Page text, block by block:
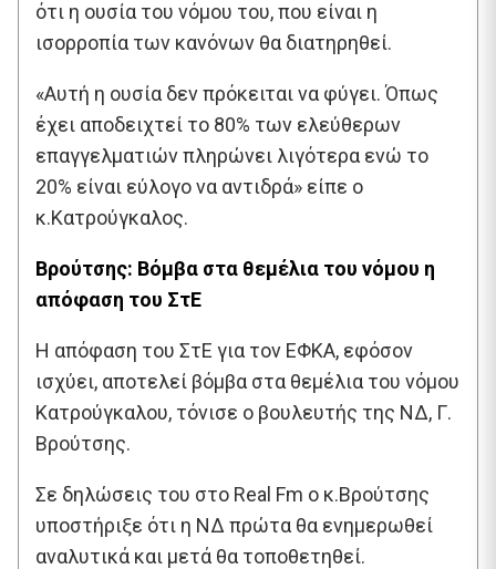
ότι η ουσία του νόμου του, που είναι η
ισορροπία των κανόνων θα διατηρηθεί.
«Αυτή η ουσία δεν πρόκειται να φύγει. Όπως
έχει αποδειχτεί το 80% των ελεύθερων
επαγγελματιών πληρώνει λιγότερα ενώ το
20% είναι εύλογο να αντιδρά» είπε ο
κ.Κατρούγκαλος.
Βρούτσης: Βόμβα στα θεμέλια του νόμου η
απόφαση του ΣτΕ
Η απόφαση του ΣτΕ για τον ΕΦΚΑ, εφόσον
ισχύει, αποτελεί βόμβα στα θεμέλια του νόμου
Κατρούγκαλου, τόνισε ο βουλευτής της ΝΔ, Γ.
Βρούτσης.
Σε δηλώσεις του στο Real Fm ο κ.Βρούτσης
υποστήριξε ότι η ΝΔ πρώτα θα ενημερωθεί
αναλυτικά και μετά θα τοποθετηθεί.